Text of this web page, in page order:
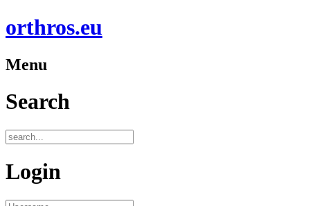
orthros.eu
Menu
Search
Login